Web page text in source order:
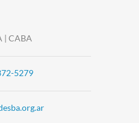
| CABA
5279